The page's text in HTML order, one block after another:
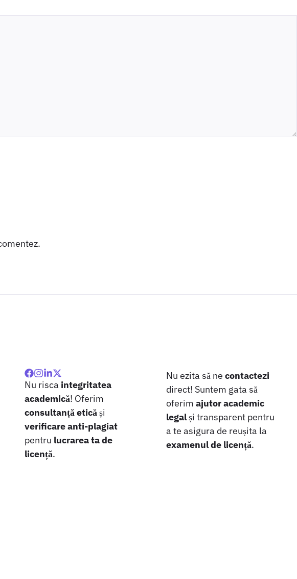
Nu risca integritatea
academică! Oferim
consultanță eticăși
verificare anti-plagiat
pentru lucrarea ta de
licență.
Nu ezita să necontactezi
direct! Suntem gata să
oferimajutor academic
legalși transparent pentru
a te asigura de reușita la
examenul de licență.